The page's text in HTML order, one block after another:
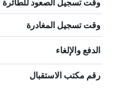
وقت تسجيل الصعود للطائرة
وقت تسجيل المغادرة
الدفع والإلغاء
رقم مكتب الاستقبال